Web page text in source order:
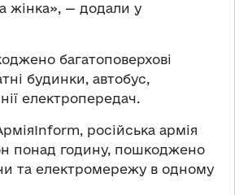
жінка», — додали у
багатоповерхові
будинки, автобус,
електропередач.
російська армія
понад годину, пошкоджено
та електромережу в одному